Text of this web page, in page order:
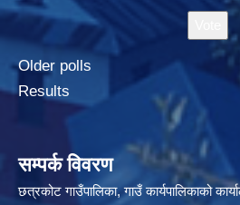
Older polls
Results
सम्पर्क विवरण
छत्रकोट गाउँपालिका, गाउँ कार्यपालिकाको